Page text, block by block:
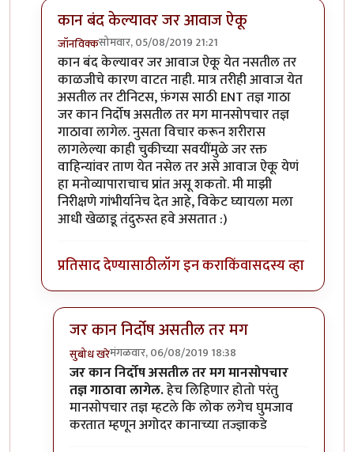
कान बंद केल्यावर जर आवाज ऐकू
जॉनविक्कसोमवार, 05/08/2019 21:21
In reply toसतत दिवसाही सुरू राहतो. पणbyतमराज
कान बंद केल्यावर जर आवाज ऐकू येत नसतील तर
काळजीचे कारण वाटत नाही. मात्र तरीही आवाज येत
असतील तर टीनिटस, फ़ंगस साठी ENT तज्ञ गाठा
जर कान निर्दोष असतील तर मग मानसोपचार तज्ञ
गाठावा लागेल. नुसता विचार करून शरीरास
लागलेल्या काही चुकीच्या सवयींमुळे जर रक्त
वाहिन्यांवर ताण येत नसेल तर असे आवाज ऐकू येणं
हा मनोव्यापाराचाच प्रांत असू शकतो. मी माझी
निरीक्षणे गांभीर्यानेच देत आहे, विकेट घ्यायला मला
आधी खेळाडू तंदुरुस्त हवे असतात :)
प्रतिसाद देण्यासाठीलॉग इन कराकिंवासदस्य व्हा
जर कान निर्दोष असतील तर मग
सुबोध खरेमंगळवार, 06/08/2019 18:38
In reply toकान बंद केल्यावर जर आवाज ऐकू
जर कान निर्दोष असतील तर मग मानसोपचार
तज्ञ गाठावा लागेल.हेच लिहिणार होतो परंतु
मानसोपचार तज्ञ म्हटले कि लोक लगेच घुमजाव
करतात म्हणून अगोदर कानाच्या तज्ज्ञाकडे